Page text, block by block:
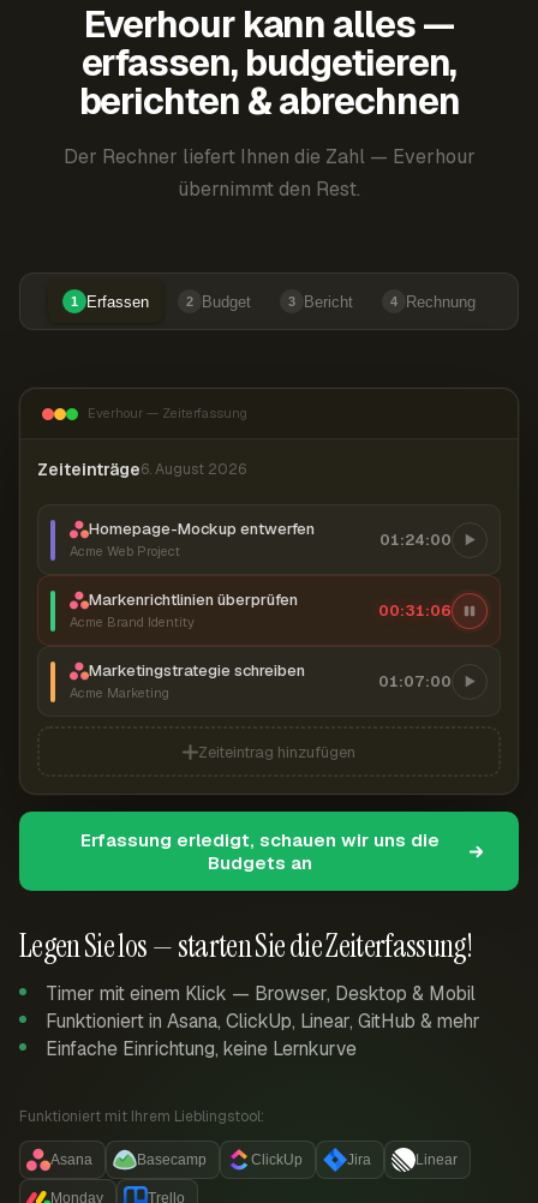
Everhour kann alles —
erfassen, budgetieren,
berichten & abrechnen
Der Rechner liefert Ihnen die Zahl — Everhour
übernimmt den Rest.
1 Erfassen 2 Budget 3 Bericht 4 Rechnung
Legen Sie los — starten Sie die Zeiterfassung!
Timer mit einem Klick — Browser, Desktop & Mobil
Funktioniert in Asana, ClickUp, Linear, GitHub & mehr
Einfache Einrichtung, keine Lernkurve
Funktioniert mit Ihrem Lieblingstool:
Asana Basecamp ClickUp Jira Linear
Monday Trello
Everhour — Zeiterfassung
Zeiteinträge6. August 2026
Homepage-Mockup entwerfen
Acme Web Project
01:24:00
Markenrichtlinien überprüfen
Acme Brand Identity
00:31:07
Marketingstrategie schreiben
Acme Marketing
01:07:00
Zeiteintrag hinzufügen
Erfassung erledigt, schauen wir uns die
Budgets an